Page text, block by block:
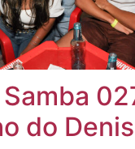
do Denis